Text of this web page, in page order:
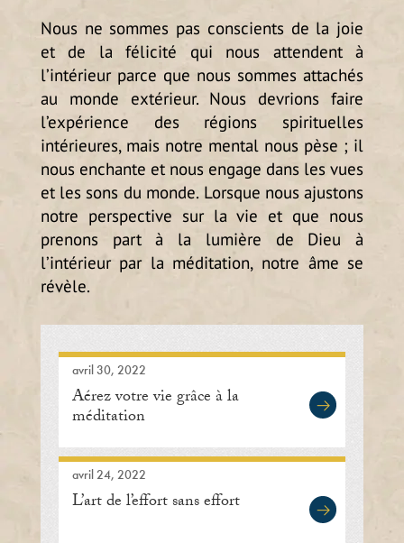
Nous ne sommes pas conscients de la joie
et de la félicité qui nous attendent à
l’intérieur parce que nous sommes attachés
au monde extérieur. Nous devrions faire
l’expérience des régions spirituelles
intérieures, mais notre mental nous pèse ; il
nous enchante et nous engage dans les vues
et les sons du monde. Lorsque nous ajustons
notre perspective sur la vie et que nous
prenons part à la lumière de Dieu à
l’intérieur par la méditation, notre âme se
révèle.
avril 30, 2022
Aérez votre vie grâce à la
méditation
avril 24, 2022
L’art de l’effort sans effort